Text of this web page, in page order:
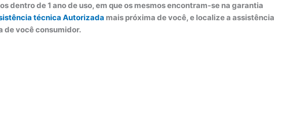
dentro de 1 ano de uso, em que os mesmos encontram-se na garantia
técnica Autorizada mais próxima de você, e localize a assistência
de você consumidor.